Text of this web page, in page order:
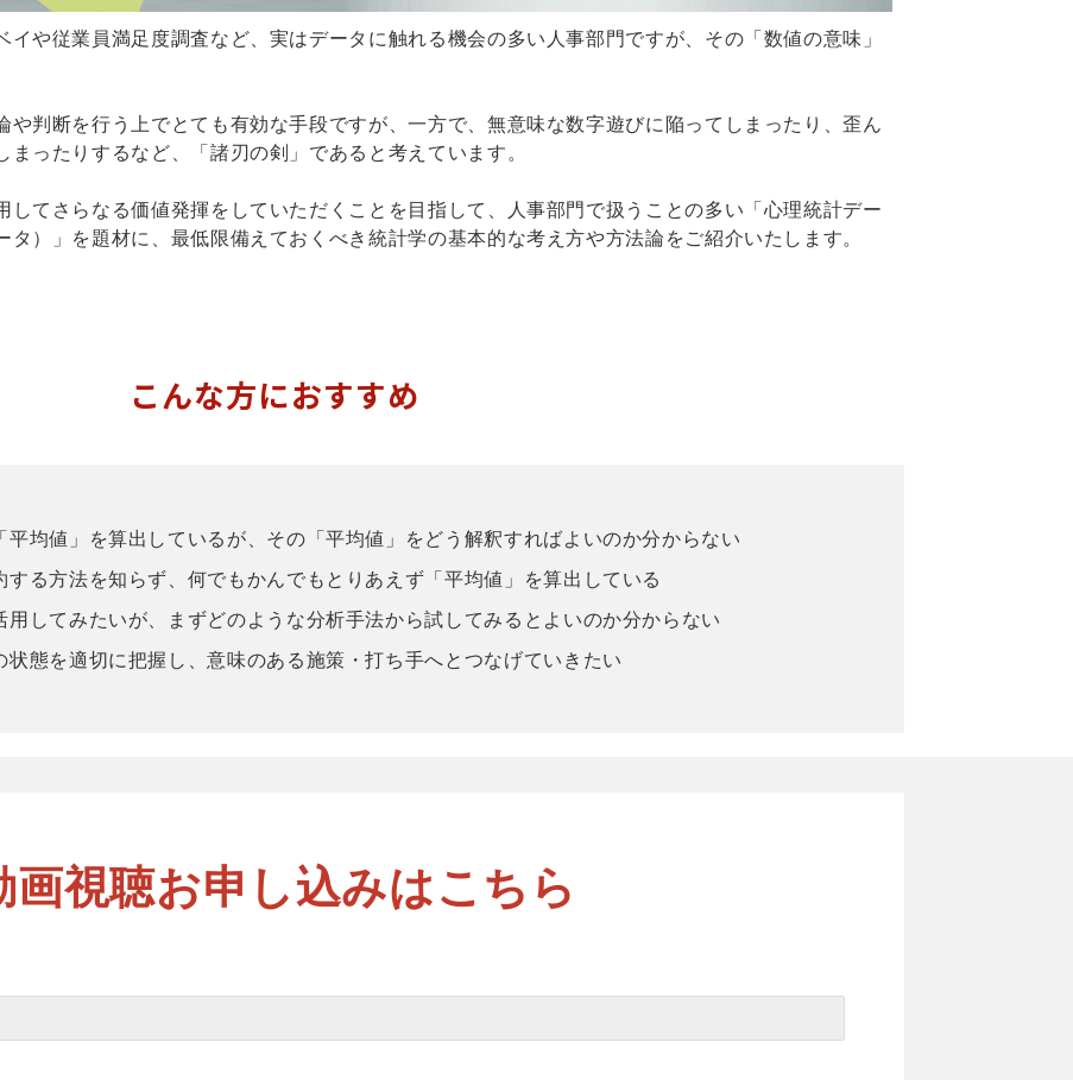
や従業員満足度調査など、実はデータに触れる機会の多い人事部門ですが、その「数値の意味」
判断を行う上でとても有効な手段ですが、一方で、無意味な数字遊びに陥ってしまったり、歪ん
ったりするなど、「諸刃の剣」であると考えています。
てさらなる価値発揮をしていただくことを目指して、人事部門で扱うことの多い「心理統計デー
）」を題材に、最低限備えておくべき統計学の基本的な考え方や方法論をご紹介いたします。
こんな方におすすめ
均値」を算出しているが、その「平均値」をどう解釈すればよいのか分からない
する方法を知らず、何でもかんでもとりあえず「平均値」を算出している
してみたいが、まずどのような分析手法から試してみるとよいのか分からない
態を適切に把握し、意味のある施策・打ち手へとつなげていきたい
画視聴お申し込みはこちら